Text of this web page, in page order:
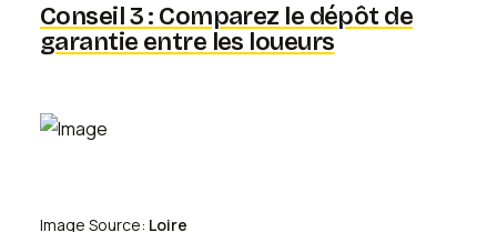
Conseil 3 : Comparez le dépôt de
garantie entre les loueurs
Image Source: Loire